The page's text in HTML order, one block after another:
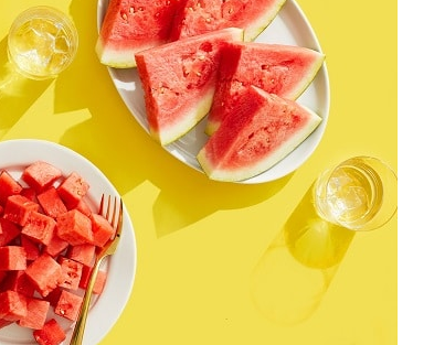
Попробуйте рецепт
легендарного супа доктора
Моро, который без...
08/Січ/2021